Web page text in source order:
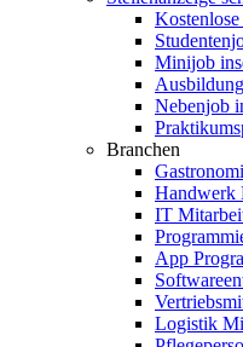
Kostenlose
Minijob
Nebenjob
Branchen
Handwerk
IT
App
Logistik